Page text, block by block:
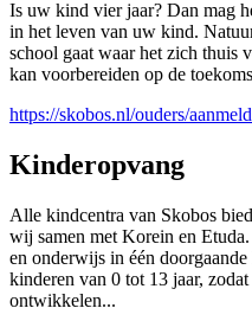
Is uw kind vier jaar? Dan mag
in het leven van uw kind.
school gaat waar het zich thuis
kan voorbereiden op de
https://skobos.nl/ouders/
Kinderopvang
Alle kindcentra van Skobos
wij samen met Korein en
en onderwijs in één
kinderen van 0 tot 13 jaar,
ontwikkelen...